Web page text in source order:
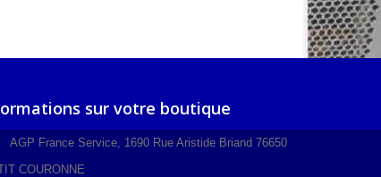
sur votre boutique
AGP France Service, 1690 Rue Aristide Briand 76650
COURONNE